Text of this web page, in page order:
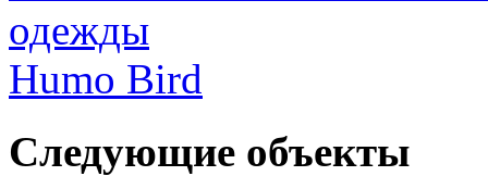
одежды
Humo Bird
Следующие объекты